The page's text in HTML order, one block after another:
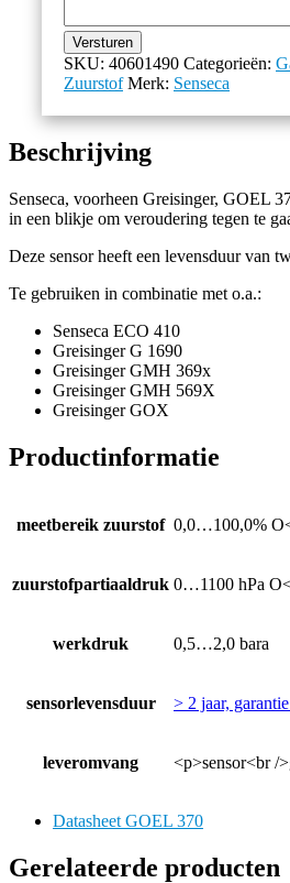
Versturen
SKU: 40601490 Categorieën:
Zuurstof Merk: Senseca
Beschrijving
Senseca, voorheen Greisinger, GOEL
in een blikje om veroudering tegen te
Deze sensor heeft een levensduur van
Te gebruiken in combinatie met o.a.:
Senseca ECO 410
Greisinger G 1690
Greisinger GMH 369x
Greisinger GMH 569X
Greisinger GOX
Productinformatie
meetbereik zuurstof 0,0…100,0%
zuurstofpartiaaldruk 0…1100 hPa
werkdruk 0,5…2,0 bara
sensorlevensduur > 2 jaar,
leveromvang <p>sensor<br /
Datasheet GOEL 370
Gerelateerde producten